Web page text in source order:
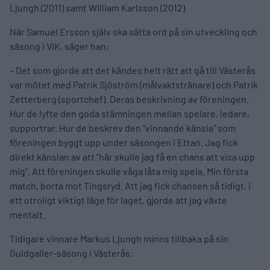
Ljungh (2011) samt William Karlsson (2012)
När Samuel Ersson själv ska sätta ord på sin utveckling och
säsong i VIK, säger han:
– Det som gjorde att det kändes helt rätt att gå till Västerås
var mötet med Patrik Sjöström (målvaktstränare) och Patrik
Zetterberg (sportchef). Deras beskrivning av föreningen.
Hur de lyfte den goda stämningen mellan spelare, ledare,
supportrar. Hur de beskrev den ”vinnande känsla” som
föreningen byggt upp under säsongen i Ettan. Jag fick
direkt känslan av att ”här skulle jag få en chans att visa upp
mig”. Att föreningen skulle våga låta mig spela. Min första
match, borta mot Tingsryd. Att jag fick chansen så tidigt, i
ett otroligt viktigt läge för laget, gjorde att jag växte
mentalt.
Tidigare vinnare Markus Ljungh minns tillbaka på sin
Guldgaller-säsong i Västerås: